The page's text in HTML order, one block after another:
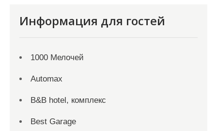
Информация для гостей
1000 Мелочей
Automax
B&B hotel, комплекс
Best Garage